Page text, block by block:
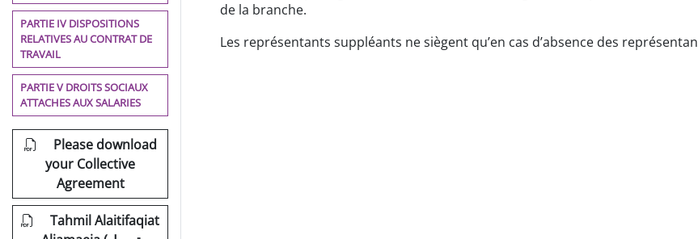
PARTIE IV DISPOSITIONS
RELATIVES AU CONTRAT DE
TRAVAIL
PARTIE V DROITS SOCIAUX
ATTACHES AUX SALARIES
Please download
your Collective
Agreement
Tahmil Alaitifaqiat
de la branche.
Les représentants suppléants ne siègent qu’en cas d’absence des